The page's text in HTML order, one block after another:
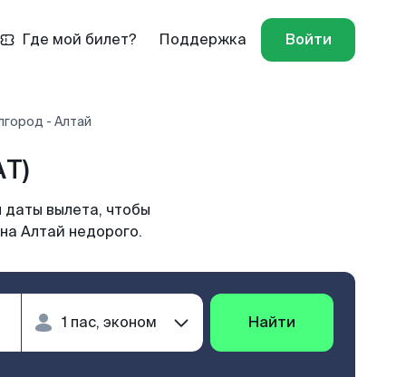
Где мой билет? Поддержка Войти
- Алтай
вылета, чтобы
Алтай недорого.
Найти